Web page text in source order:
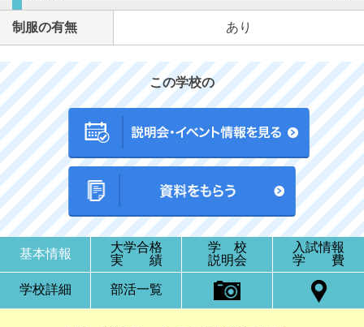
制服の有無 あり
この学校の
基本情報
大学合格
実 績
学 校
説明会
入試情報
学 費
学校詳細 部活一覧